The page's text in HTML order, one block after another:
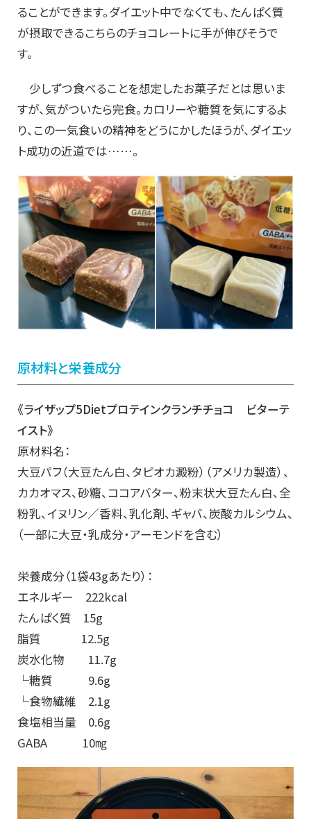
ることができます。ダイエット中でなくても、たんぱく質
が摂取できるこちらのチョコレートに手が伸びそうで
す。
少しずつ食べることを想定したお菓子だとは思いま
すが、気がついたら完食。カロリーや糖質を気にするよ
り、この一気食いの精神をどうにかしたほうが、ダイエッ
ト成功の近道では……。
原材料と栄養成分
《ライザップ5Dietプロテインクランチチョコ ビターテ
イスト》
原材料名：
大豆パフ（大豆たん白、タピオカ澱粉）（アメリカ製造）、
カカオマス、砂糖、ココアバター、粉末状大豆たん白、全
粉乳、イヌリン／香料、乳化剤、ギャバ、炭酸カルシウム、
（一部に大豆・乳成分・アーモンドを含む）
栄養成分（1袋43gあたり）：
エネルギー 222kcal
たんぱく質 15g
脂質 12.5g
炭水化物 11.7g
└糖質 9.6g
└食物繊維 2.1g
食塩相当量 0.6g
GABA 10㎎